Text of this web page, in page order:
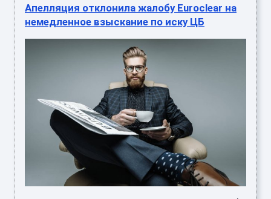
Апелляция отклонила жалобу Euroclear на
немедленное взыскание по иску ЦБ